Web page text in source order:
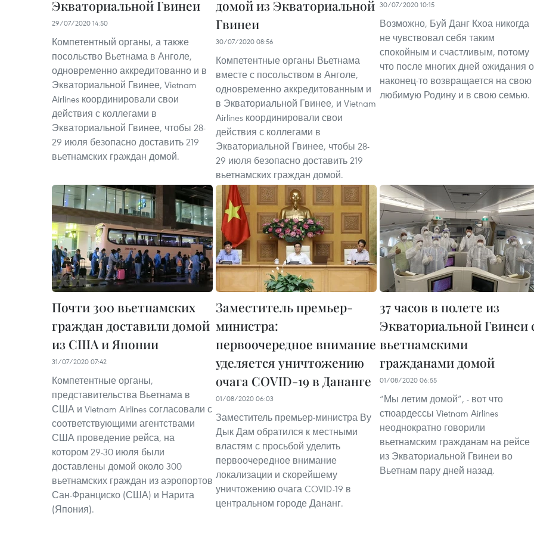
Экваториальной Гвинеи
29/07/2020 14:50
Компетентный органы, а также
посольство Вьетнама в Анголе,
одновременно аккредитованно и в
Экваториальной Гвинее, Vietnam
Airlines координировали свои
действия с коллегами в
Экваториальной Гвинее, чтобы 28-
29 июля безопасно доставить 219
вьетнамских граждан домой.
домой из Экваториальной
Гвинеи
30/07/2020 08:56
Компетентные органы Вьетнама
вместе с посольством в Анголе,
одновременно аккредитованным и
в Экваториальной Гвинее, и Vietnam
Airlines координировали свои
действия с коллегами в
Экваториальной Гвинее, чтобы 28-
29 июля безопасно доставить 219
вьетнамских граждан домой.
30/07/2020 10:15
Возможно, Буй Данг Кхоа никогда
не чувствовал себя таким
спокойным и счастливым, потому
что после многих дней ожидания
наконец-то возвращается на свою
любимую Родину и в свою семью.
Почти 300 вьетнамских
граждан доставили домой
из США и Японии
31/07/2020 07:42
Компетентные органы,
представительства Вьетнама в
США и Vietnam Airlines согласовали с
соответствующими агентствами
США проведение рейса, на
котором 29-30 июля были
доставлены домой около 300
вьетнамских граждан из аэропортов
Сан-Франциско (США) и Нарита
(Япония).
Заместитель премьер-
министра:
первоочередное внимание
уделяется уничтожению
очага COVID-19 в Дананге
01/08/2020 06:03
Заместитель премьер-министра Ву
Дык Дам обратился к местными
властям с просьбой уделить
первоочередное внимание
локализации и скорейшему
уничтожению очага COVID-19 в
центральном городе Дананг.
37 часов в полете из
Экваториальной Гвинеи
вьетнамскими
гражданами домой
01/08/2020 06:55
“Мы летим домой”, - вот что
стюардессы Vietnam Airlines
неоднократно говорили
вьетнамским гражданам на рейсе
из Экваториальной Гвинеи во
Вьетнам пару дней назад.